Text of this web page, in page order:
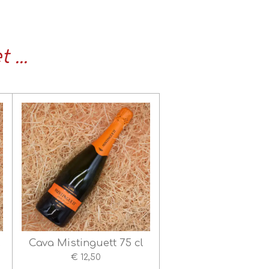
...
Cava Mistinguett 75 cl
€ 12,50